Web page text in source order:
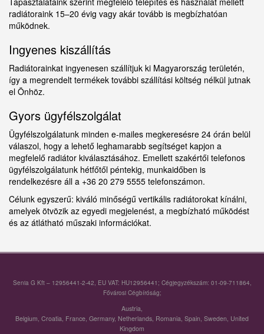
radiátoraink 15–20 évig vagy akár tovább is megbízhatóan
működnek.
Ingyenes kiszállítás
Radiátorainkat ingyenesen szállítjuk ki Magyarország területén,
így a megrendelt termékek további szállítási költség nélkül jutnak
el Önhöz.
Gyors ügyfélszolgálat
Ügyfélszolgálatunk minden e-mailes megkeresésre 24 órán belül
válaszol, hogy a lehető leghamarabb segítséget kapjon a
megfelelő radiátor kiválasztásához. Emellett szakértői telefonos
ügyfélszolgálatunk hétfőtől péntekig, munkaidőben is
rendelkezésre áll a +36 20 279 5555 telefonszámon.
Célunk egyszerű: kiváló minőségű vertikális radiátorokat kínálni,
amelyek ötvözik az egyedi megjelenést, a megbízható működést
és az átlátható műszaki információkat.
Senia G Kft – 12956441-2-42, EU VAT: HU12956441; Cégjegyzékszám: 01-09-711864,
Fővárosi Cégbíróság;
Austria,
Belgium, Croatia, France, Germany, Netherlands, Romania, Spain, Sweden, United
Kingdom